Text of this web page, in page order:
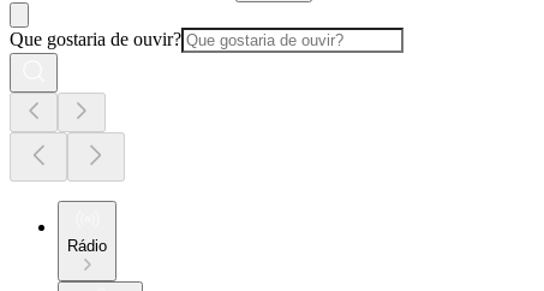
Que gostaria de ouvir?
Rádio